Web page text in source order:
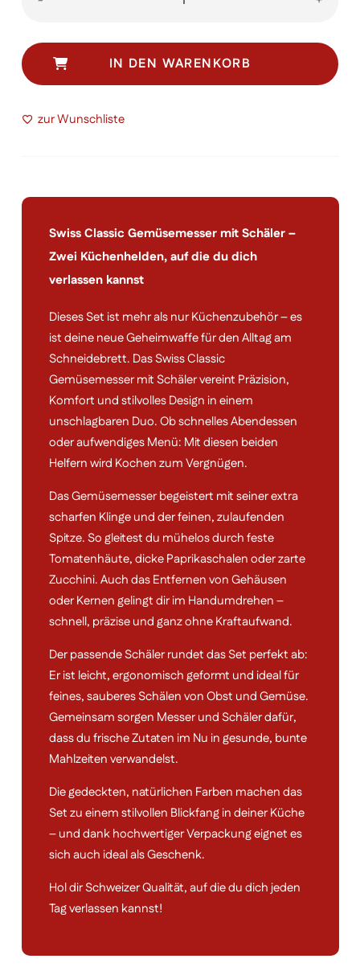
Gemüsemesser
mit
Schäler
IN DEN WARENKORB
zur Wunschliste
Swiss Classic Gemüsemesser mit Schäler –
Zwei Küchenhelden, auf die du dich
verlassen kannst
Dieses Set ist mehr als nur Küchenzubehör – es
ist deine neue Geheimwaffe für den Alltag am
Schneidebrett. Das Swiss Classic
Gemüsemesser mit Schäler vereint Präzision,
Komfort und stilvolles Design in einem
unschlagbaren Duo. Ob schnelles Abendessen
oder aufwendiges Menü: Mit diesen beiden
Helfern wird Kochen zum Vergnügen.
Das Gemüsemesser begeistert mit seiner extra
scharfen Klinge und der feinen, zulaufenden
Spitze. So gleitest du mühelos durch feste
Tomatenhäute, dicke Paprikaschalen oder zarte
Zucchini. Auch das Entfernen von Gehäusen
oder Kernen gelingt dir im Handumdrehen –
schnell, präzise und ganz ohne Kraftaufwand.
Der passende Schäler rundet das Set perfekt ab:
Er ist leicht, ergonomisch geformt und ideal für
feines, sauberes Schälen von Obst und Gemüse.
Gemeinsam sorgen Messer und Schäler dafür,
dass du frische Zutaten im Nu in gesunde, bunte
Mahlzeiten verwandelst.
Die gedeckten, natürlichen Farben machen das
Set zu einem stilvollen Blickfang in deiner Küche
– und dank hochwertiger Verpackung eignet es
sich auch ideal als Geschenk.
Hol dir Schweizer Qualität, auf die du dich jeden
Tag verlassen kannst!